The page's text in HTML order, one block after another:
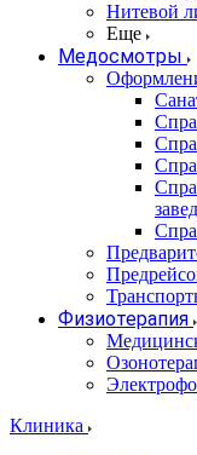
Нитевой
Еще
Медосмотры
Физиотерапия
Клиника